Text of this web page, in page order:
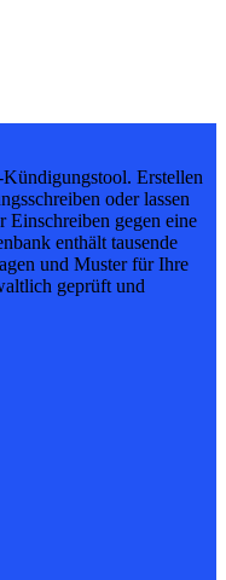
Erstellen
oder lassen
gegen eine
enthält tausende
und Muster für Ihre
geprüft und